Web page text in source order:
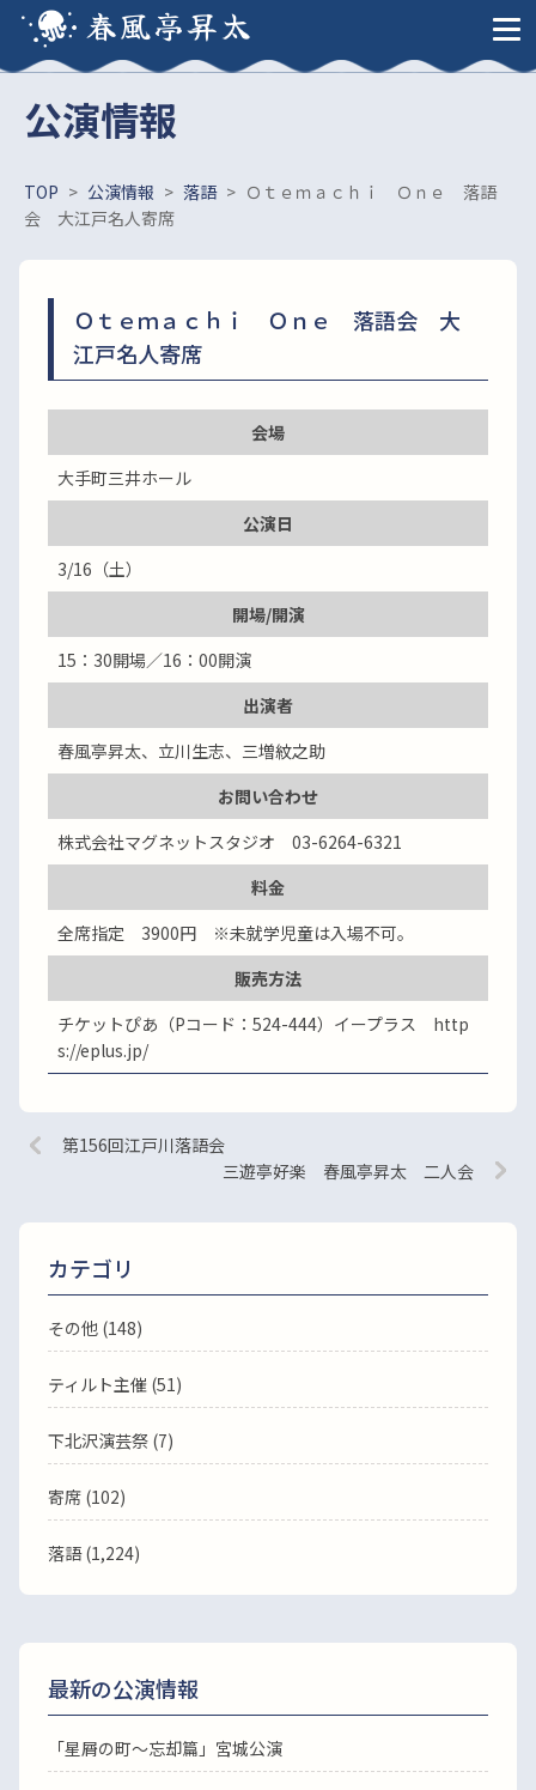
春風亭昇太
公演情報
TOP > 公演情報 > 落語 > Ｏｔｅｍａｃｈｉ Ｏｎｅ 落語
会 大江戸名人寄席
Ｏｔｅｍａｃｈｉ Ｏｎｅ 落語会 大
江戸名人寄席
会場
大手町三井ホール
公演日
3/16（土）
開場/開演
15：30開場／16：00開演
出演者
春風亭昇太、立川生志、三増紋之助
お問い合わせ
株式会社マグネットスタジオ 03-6264-6321
料金
全席指定 3900円 ※未就学児童は入場不可。
販売方法
チケットぴあ（Pコード：524-444）イープラス http
s://eplus.jp/
第156回江戸川落語会
三遊亭好楽 春風亭昇太 二人会
カテゴリ
その他 (148)
ティルト主催 (51)
下北沢演芸祭 (7)
寄席 (102)
落語(1,224)
最新の公演情報
「星屑の町～忘却篇」宮城公演